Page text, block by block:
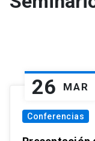
26 MAR
Conferencias